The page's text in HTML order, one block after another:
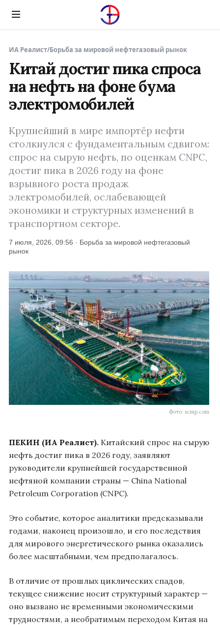
Menu
ИА Реалист/Борьба за мировой нефтегазовый рынок
Китай достиг пика спроса
на нефть на фоне бума
электромобилей
Крупнейший в мире импортёр нефти
столкнулся с фундаментальным сдвигом:
спрос на сырую нефть, по оценкам CNPC,
достиг пика в 2026 году на фоне
взрывного роста продаж
электромобилей, ослабевающей
экономики и структурных изменений в
транспортном секторе.
7 июля, 2026, 09:56 · Борьба за мировой нефтегазовый
рынок
Фото: scmp.com
ПЕКИН (ИА Реалист). Китайский спрос на сырую
нефть достиг пика в 2026 году, заявляют
руководители крупнейшей государственной
нефтяной компании страны — China National
Petroleum Corporation (CNPC).
Это событие, которое аналитики предсказывали
годами, наконец произошло, и его последствия
для мирового энергетического рынка оказались
более масштабными, чем предполагалось.
В отличие от прошлых циклических спадов,
текущее снижение носит структурный характер —
оно вызвано не временными экономическими
трудностями, а необратимым переходом Китая на